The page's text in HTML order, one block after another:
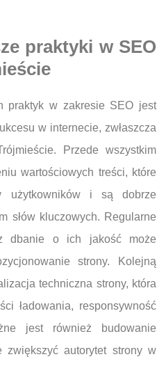
praktyki w SEO
praktyk w zakresie SEO jest
w internecie, zwłaszcza
Przede wszystkim
wartościowych treści, które
użytkowników i są dobrze
słów kluczowych. Regularne
dbanie o ich jakość może
strony. Kolejną
techniczna strony, która
ładowania, responsywność
jest również budowanie
zwiększyć autorytet strony w